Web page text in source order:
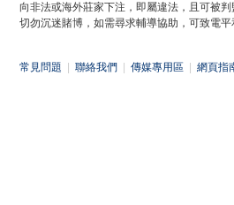
向非法或海外莊家下注，即屬違法，且可被判
切勿沉迷賭博，如需尋求輔導協助，可致電平
常見問題 聯絡我們 傳媒專用區 網頁指